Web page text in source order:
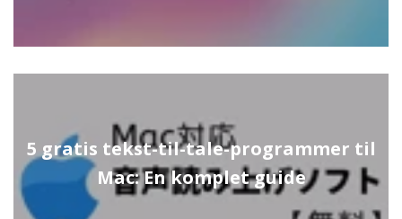
5 gratis tekst-til-tale-programmer til
Mac: En komplet guide